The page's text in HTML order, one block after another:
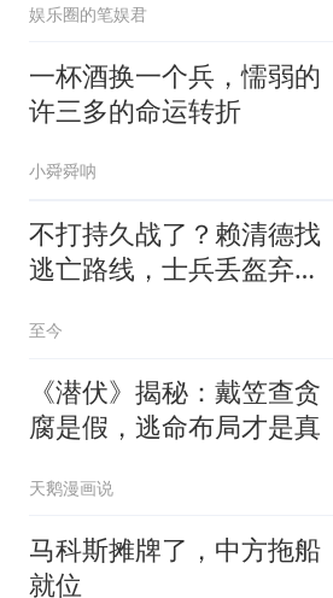
娱乐圈的笔娱君
一杯酒换一个兵，懦弱的
许三多的命运转折
小舜舜呐
不打持久战了？赖清德找
逃亡路线，士兵丢盔弃
至今
《潜伏》揭秘：戴笠查贪
腐是假，逃命布局才是真
天鹅漫画说
马科斯摊牌了，中方拖船
就位